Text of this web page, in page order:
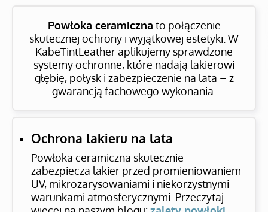
Powłoka ceramiczna to połączenie
skutecznej ochrony i wyjątkowej estetyki. W
KabeTintLeather aplikujemy sprawdzone
systemy ochronne, które nadają lakierowi
głębię, połysk i zabezpieczenie na lata – z
gwarancją fachowego wykonania.
Ochrona lakieru na lata
Powłoka ceramiczna skutecznie
zabezpiecza lakier przed promieniowaniem
UV, mikrozarysowaniami i niekorzystnymi
warunkami atmosferycznymi. Przeczytaj